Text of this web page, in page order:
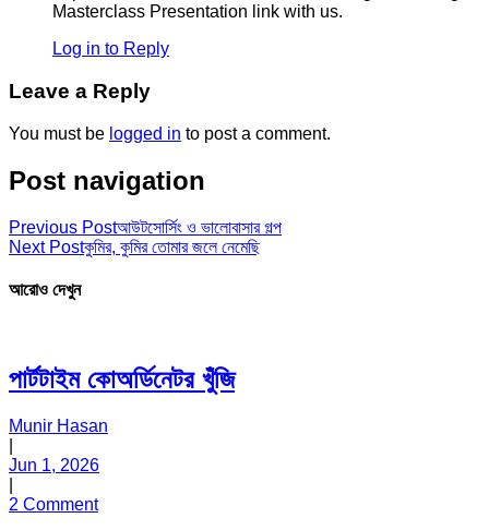
Masterclass Presentation link with us.
Log in to Reply
Leave a Reply
You must be logged in to post a comment.
Post navigation
Previous Postআউটসোর্সিং ও ভালোবাসার গল্প
Next Postকুমির, কুমির তোমার জলে নেমেছি
আরোও দেখুন
পার্টটাইম কোঅর্ডিনেটর খুঁজি
Munir Hasan
Jun 1, 2026
2 Comment